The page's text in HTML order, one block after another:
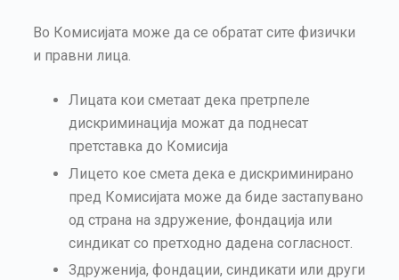
Во Комисијата може да се обратат сите физички
и правни лица.
Лицата кои сметаат дека претрпеле
дискриминација можат да поднесат
претставка до Комисија
Лицето кое смета дека е дискриминирано
пред Комисијата може да биде застапувано
од страна на здружение, фондација или
синдикат со претходно дадена согласност.
Здруженија, фондации, синдикати или други